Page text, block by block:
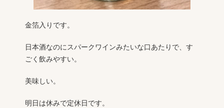
金箔入りです。
日本酒なのにスパークワインみたいな口あたりで、す
ごく飲みやすい。
美味しい。
明日は休みで定休日です。